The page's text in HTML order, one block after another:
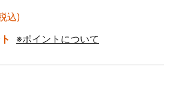
込)
※ポイントについて